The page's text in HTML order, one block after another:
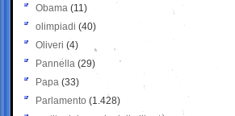
Obama (11)
olimpiadi (40)
Oliveri (4)
Pannella (29)
Papa (33)
Parlamento (1.428)